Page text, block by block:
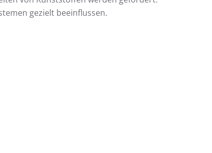
gezielt beeinflussen.